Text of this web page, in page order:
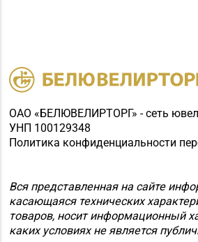
ОАО «БЕЛЮВЕЛИРТОРГ» - сеть
УНП 100129348
Политика конфиденциальности
Вся представленная на сайте
касающаяся технических
товаров, носит информационный
каких условиях не является